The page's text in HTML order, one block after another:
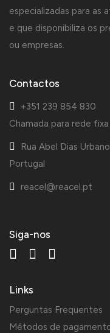
especializadas para as
e que disponibiliza os
ou empresas.
Contactos
+351 239 854 830
Chamada para rede
Rua Abel Dias
Portugal
reacel@reacel.pt
Siga-nos
Links
Perguntas Frequentes
Métodos de